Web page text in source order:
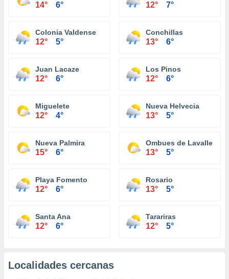
14° 6° 12° 7°
Colonia Valdense
12° 5°
Conchillas
13° 6°
Juan Lacaze
12° 6°
Los Pinos
12° 6°
Miguelete
12° 4°
Nueva Helvecia
13° 5°
Nueva Palmira
15° 6°
Ombues de Lavalle
13° 5°
Playa Fomento
12° 6°
Rosario
13° 5°
Santa Ana
12° 6°
Tarariras
12° 5°
Localidades cercanas